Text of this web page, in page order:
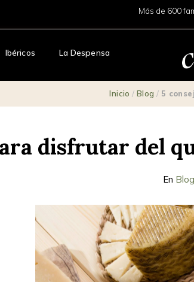
Más de 600
Ibéricos La Despensa
Inicio / Blog / 5
disfrutar del
En Blog